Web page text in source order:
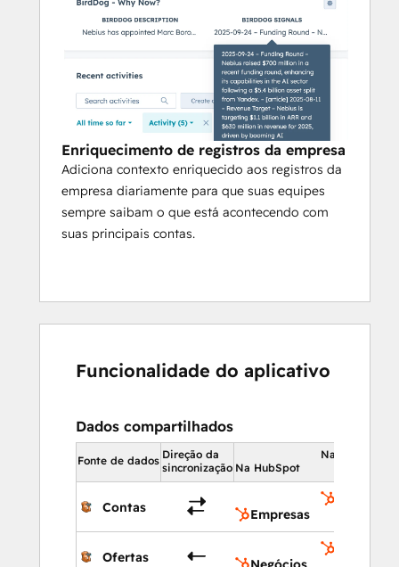
Enriquecimento de registros da empresa
Adiciona contexto enriquecido aos registros da
empresa diariamente para que suas equipes
sempre saibam o que está acontecendo com
suas principais contas.
Funcionalidade do aplicativo
Dados compartilhados
Fonte de dados Direção da
sincronização
Na HubSpot
Na HubSpot
Contas
Empresas
Ofertas